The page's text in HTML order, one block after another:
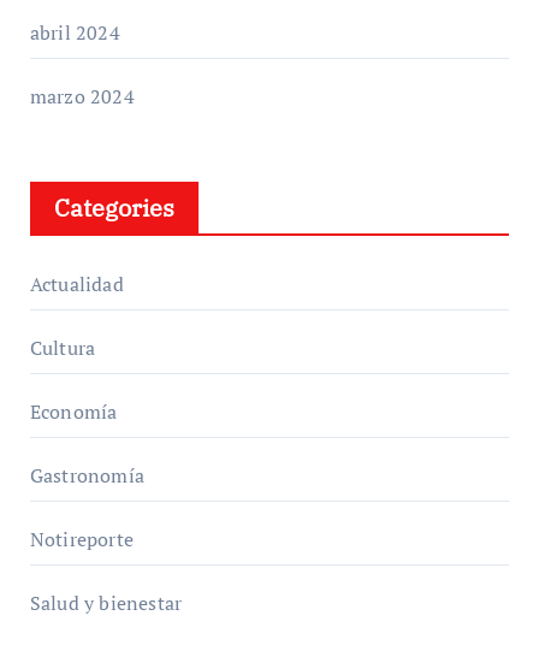
abril 2024
marzo 2024
Categories
Actualidad
Cultura
Economía
Gastronomía
Notireporte
Salud y bienestar